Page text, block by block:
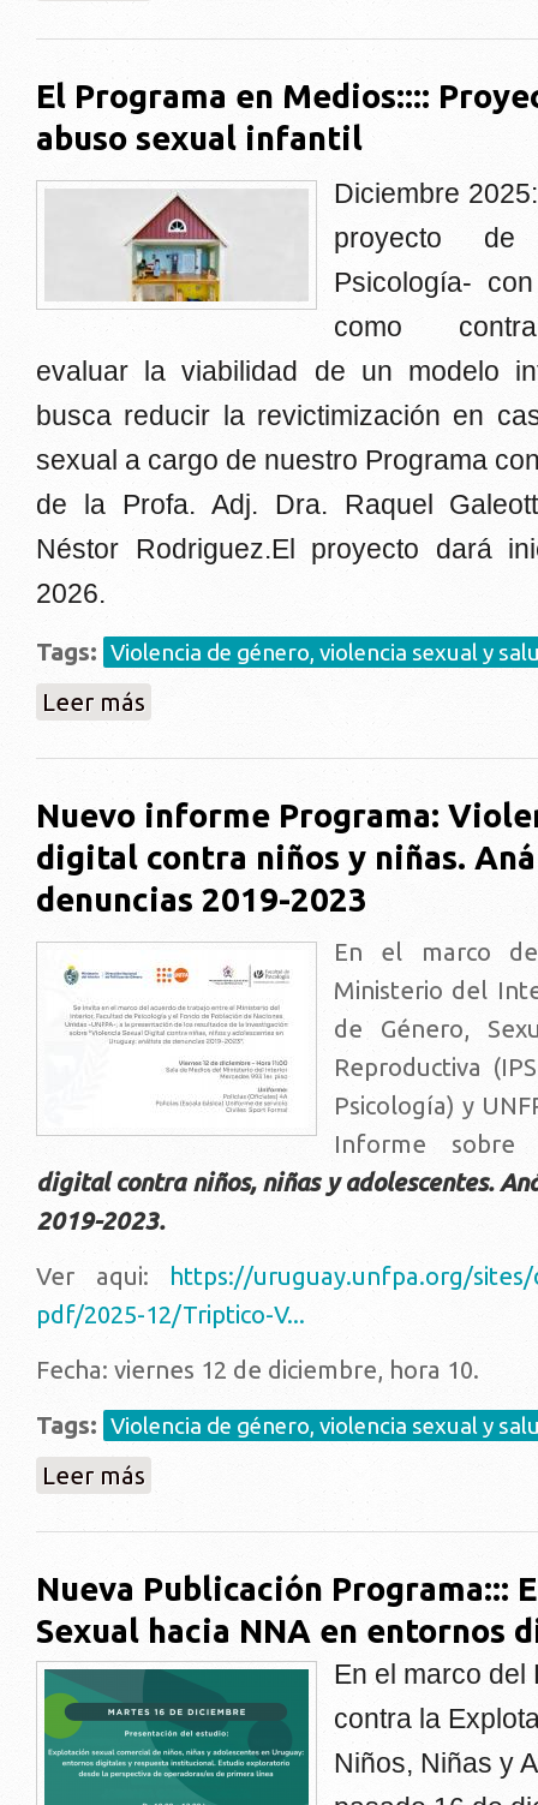
El Programa en Medios::::
abuso sexual infantil
Diciembre
proyecto
Psicología-
como
evaluar la viabilidad de un modelo
busca reducir la revictimización en
sexual a cargo de nuestro Programa
de la Profa. Adj. Dra. Raquel
Néstor Rodriguez.El proyecto dará
2026.
Tags: Violencia de género, violencia sexual y
Leer más
Nuevo informe Programa:
digital contra niños y niñas.
denuncias 2019-2023
En el marco
Ministerio del
de Género,
Reproductiva
Psicología) y
Informe
digital contra niños, niñas y adolescentes.
2019-2023.
Ver aqui: https://uruguay.unfpa.org/
pdf/2025-12/Triptico-V...
Fecha: viernes 12 de diciembre, hora 10.
Tags: Violencia de género, violencia sexual y
Leer más
Nueva Publicación Programa:::
Sexual hacia NNA en entornos
En el marco del
contra la
Niños, Niñas y